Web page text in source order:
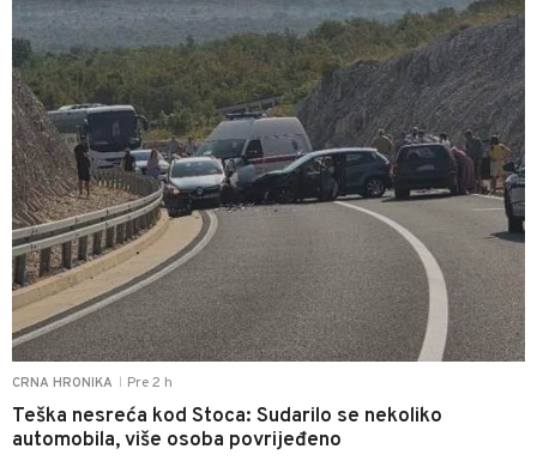
CRNA HRONIKA Pre 2 h
Teška nesreća kod Stoca: Sudarilo se nekoliko
automobila, više osoba povrijeđeno